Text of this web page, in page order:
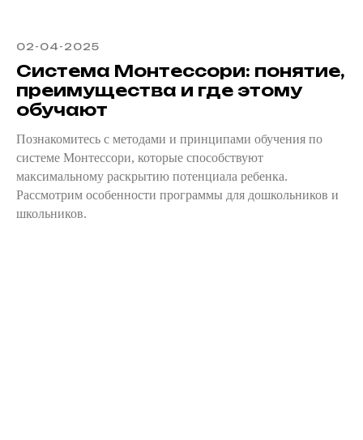
02-04-2025
Система Монтессори: понятие,
преимущества и где этому
обучают
Познакомитесь с методами и принципами обучения по
системе Монтессори, которые способствуют
максимальному раскрытию потенциала ребенка.
Рассмотрим особенности программы для дошкольников и
школьников.